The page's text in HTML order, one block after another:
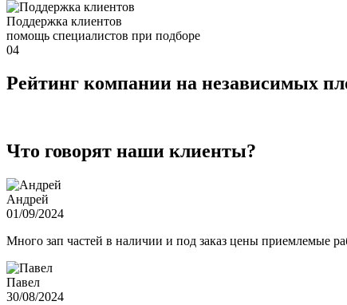
Поддержка клиентов
помощь специалистов при подборе
04
Рейтинг компании на независимых
Что говорят наши клиенты?
Андрей
01/09/2024
Много зап частей в наличии и под заказ цены приемлемые
Павел
30/08/2024